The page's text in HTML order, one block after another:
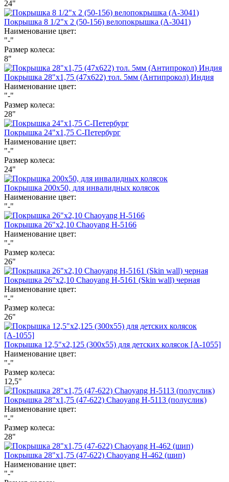
24"
Покрышка 8 1/2"х 2 (50-156) велопокрышка (А-3041)
Наименование цвет:
"-"
Размер колеса:
8"
Покрышка 28"х1,75 (47х622) тол. 5мм (Антипрокол) Индия
Наименование цвет:
"-"
Размер колеса:
28"
Покрышка 24"х1,75 С-Петербург
Наименование цвет:
"-"
Размер колеса:
24"
Покрышка 200х50, для инвалидных колясок
Наименование цвет:
"-"
Покрышка 26"х2,10 Chaoyang Н-5166
Наименование цвет:
"-"
Размер колеса:
26"
Покрышка 26"х2,10 Chaoyang Н-5161 (Skin wall) черная
Наименование цвет:
"-"
Размер колеса:
26"
Покрышка 12,5"х2,125 (300х55) для детских колясок [А-1055]
Наименование цвет:
"-"
Размер колеса:
12,5"
Покрышка 28"х1,75 (47-622) Chaoyang Н-5113 (полуслик)
Наименование цвет:
"-"
Размер колеса:
28"
Покрышка 28"х1,75 (47-622) Chaoyang Н-462 (шип)
Наименование цвет:
"-"